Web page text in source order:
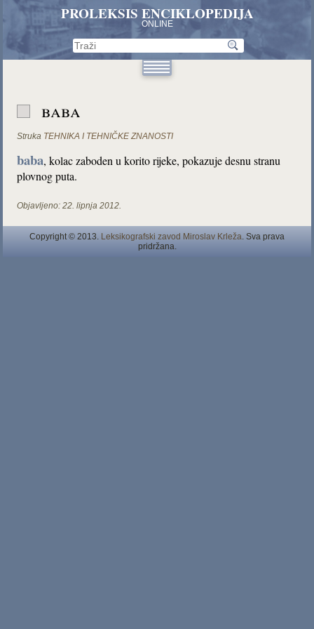
PROLEKSIS ENCIKLOPEDIJA
ONLINE
baba
Struka TEHNIKA I TEHNIČKE ZNANOSTI
baba, kolac zaboden u korito rijeke, pokazuje desnu stranu
plovnog puta.
Objavljeno: 22. lipnja 2012.
Copyright © 2013. Leksikografski zavod Miroslav Krleža. Sva prava
pridržana.